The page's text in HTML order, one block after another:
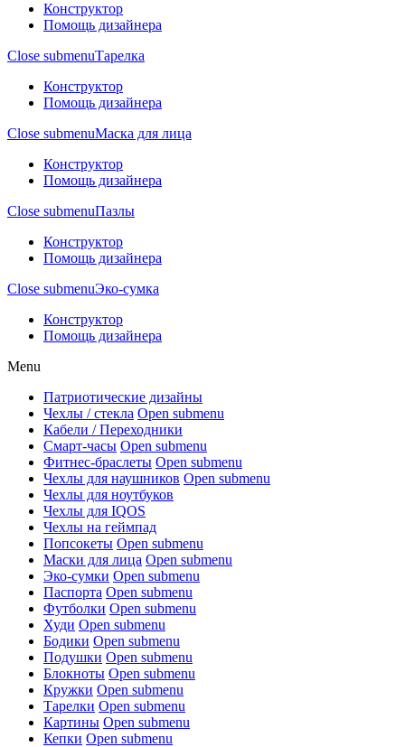
Конструктор
Помощь дизайнера
Close submenuТарелка
Конструктор
Помощь дизайнера
Close submenuМаска для лица
Конструктор
Помощь дизайнера
Close submenuПазлы
Конструктор
Помощь дизайнера
Close submenuЭко-сумка
Конструктор
Помощь дизайнера
Menu
Патриотические дизайны
Чехлы / стекла Open submenu
Кабели / Переходники
Смарт-часы Open submenu
Фитнес-браслеты Open submenu
Чехлы для наушников Open submenu
Чехлы для ноутбуков
Чехлы для IQOS
Чехлы на геймпад
Попсокеты Open submenu
Маски для лица Open submenu
Эко-сумки Open submenu
Паспорта Open submenu
Футболки Open submenu
Худи Open submenu
Бодики Open submenu
Подушки Open submenu
Блокноты Open submenu
Кружки Open submenu
Тарелки Open submenu
Картины Open submenu
Кепки Open submenu